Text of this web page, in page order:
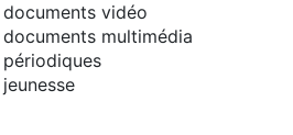
vidéo
multimédia